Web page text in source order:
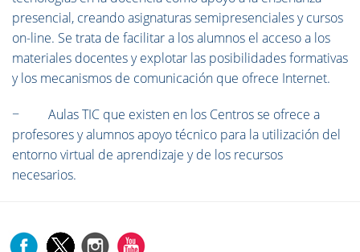
presencial, creando asignaturas semipresenciales y cursos
on-line. Se trata de facilitar a los alumnos el acceso a los
materiales docentes y explotar las posibilidades formativas
y los mecanismos de comunicación que ofrece Internet.
− Aulas TIC que existen en los Centros se ofrece a
profesores y alumnos apoyo técnico para la utilización del
entorno virtual de aprendizaje y de los recursos
necesarios.